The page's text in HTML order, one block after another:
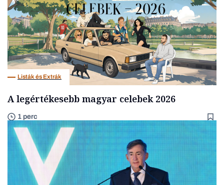
Listák és Extrák
A legértékesebb magyar celebek 2026
1 perc